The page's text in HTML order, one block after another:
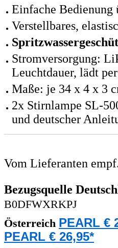
Einfache
Verstellbares,
Stromversorgung:
Leuchtdauer, lädt
Maße: je 34 x 4 x 3
2x Stirnlampe SL-
und deutscher
Vom Lieferanten
Bezugsquelle
B0DFWXRKPJ
Österreich PEARL €
PEARL € 26,95*